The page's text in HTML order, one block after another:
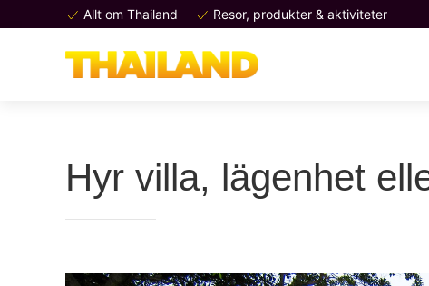
Allt om Thailand Resor, produkter & aktiviteter
Hyr villa, lägenhet